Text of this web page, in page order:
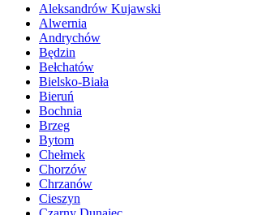
Aleksandrów Kujawski
Alwernia
Andrychów
Będzin
Bełchatów
Bielsko-Biała
Bieruń
Bochnia
Brzeg
Bytom
Chełmek
Chorzów
Chrzanów
Cieszyn